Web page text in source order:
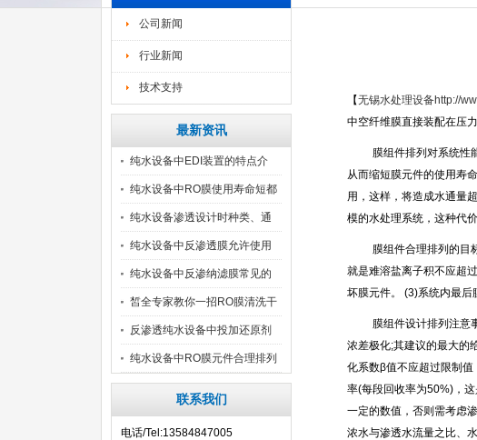
公司新闻
行业新闻
技术支持
最新资讯
纯水设备中EDI装置的特点介
纯水设备中RO膜使用寿命短都
纯水设备渗透设计时种类、通
量
纯水设备中反渗透膜允许使用
的
纯水设备中反渗纳滤膜常见的
污
皙全专家教你一招RO膜清洗干
反渗透纯水设备中投加还原剂
注
纯水设备中RO膜元件合理排列
联系我们
电话/Tel:13584847005
【无锡水处理设备http://
中空纤维膜直接装配在压
膜组件排列对系统性
从而缩短膜元件的使用寿
用，这样，将造成水通量
模的水处理系统，这种代价
膜组件合理排列的目
就是难溶盐离子积不应超
坏膜元件。
(3)系统内最后
膜组件设计排列注意
浓差极化;其建议的最大的
化系数β值不应超过限制值
率(每段回收率为50%) ，
一定的数值，否则需考虑
浓水与渗透水流量之比、